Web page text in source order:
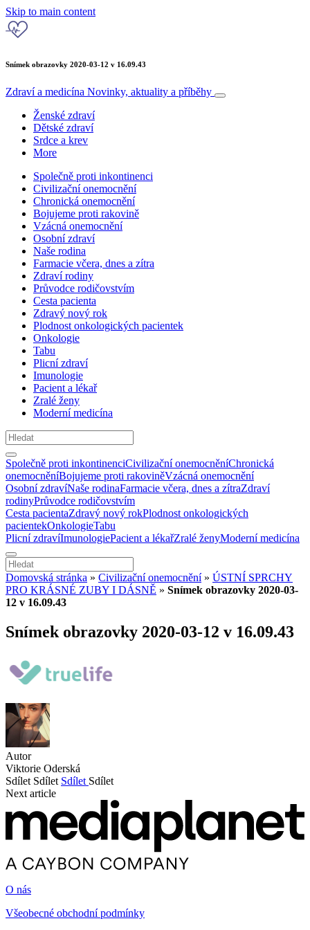
Skip to main content
Snímek obrazovky 2020-03-12 v 16.09.43
Zdraví a medicína Novinky, aktuality a příběhy
Ženské zdraví
Dětské zdraví
Srdce a krev
More
Společně proti inkontinenci
Civilizační onemocnění
Chronická onemocnění
Bojujeme proti rakovině
Vzácná onemocnění
Osobní zdraví
Naše rodina
Farmacie včera, dnes a zítra
Zdraví rodiny
Průvodce rodičovstvím
Cesta pacienta
Zdravý nový rok
Plodnost onkologických pacientek
Onkologie
Tabu
Plicní zdraví
Imunologie
Pacient a lékař
Zralé ženy
Moderní medicína
Společně proti inkontinenciCivilizační onemocněníChronická
onemocněníBojujeme proti rakoviněVzácná onemocnění
Osobní zdravíNaše rodinaFarmacie včera, dnes a zítraZdraví
rodinyPrůvodce rodičovstvím
Cesta pacientaZdravý nový rokPlodnost onkologických
pacientekOnkologieTabu
Plicní zdravíImunologiePacient a lékařZralé ženyModerní medicína
Domovská stránka » Civilizační onemocnění» ÚSTNÍ SPRCHY
PRO KRÁSNÉ ZUBY I DÁSNĚ » Snímek obrazovky 2020-03-
12 v 16.09.43
Snímek obrazovky 2020-03-12 v 16.09.43
Autor
Viktorie Oderská
Sdílet Sdílet Sdílet Sdílet
Next article
O nás
Všeobecné obchodní podmínky